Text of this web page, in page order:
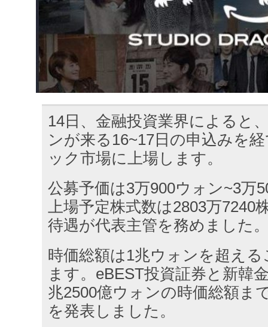
14日、金融投資業界によると
ンが来る16~17日の申込みを
ック市場に上場します。
公募予価は3万900ウォン~3万
上場予定株式数は2803万7240
待遇が代表主管を務めました
時価総額は1兆ウォンを超え
ます。eBEST投資証券と新韓
兆2500億ウォンの時価総額ま
を発表しました。